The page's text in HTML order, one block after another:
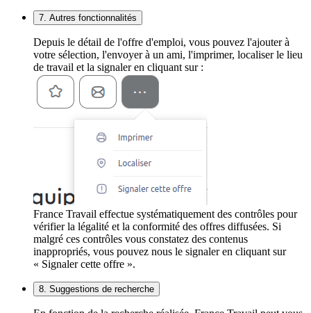
7. Autres fonctionnalités
Depuis le détail de l'offre d'emploi, vous pouvez l'ajouter à
votre sélection, l'envoyer à un ami, l'imprimer, localiser le lieu
de travail et la signaler en cliquant sur :
France Travail effectue systématiquement des contrôles pour
vérifier la légalité et la conformité des offres diffusées. Si
malgré ces contrôles vous constatez des contenus
inappropriés, vous pouvez nous le signaler en cliquant sur
« Signaler cette offre ».
8. Suggestions de recherche